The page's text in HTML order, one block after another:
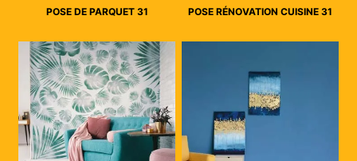
POSE DE PARQUET 31 POSE RÉNOVATION CUISINE 31